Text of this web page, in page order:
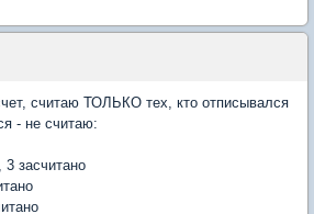
считаю ТОЛЬКО тех, кто отписывался
- не считаю:
3 засчитано